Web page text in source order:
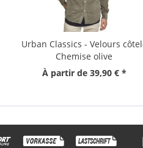
Urban Classics - Velours
Chemise olive
À partir de 39,90 € *
|